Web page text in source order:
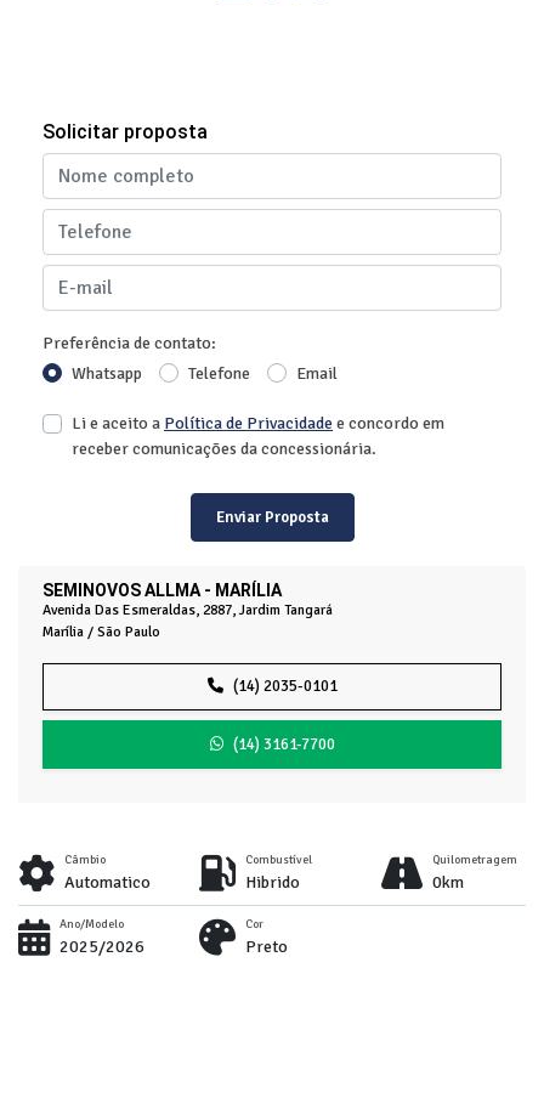
SEMINOVOS ALLMA - MARÍLIA
Avenida Das Esmeraldas, 2887, Jardim Tangará
Marília / São Paulo
(14) 2035-0101
(14) 3161-7700
Solicitar proposta
Preferência de contato:
Whatsapp
Telefone Email
Li e aceito a Política de Privacidadee concordo em
receber comunicações da concessionária.
Enviar Proposta
Câmbio
Automatico
Combustível
Hibrido
Quilometragem
0km
Ano/Modelo
2025/2026
Cor
Preto